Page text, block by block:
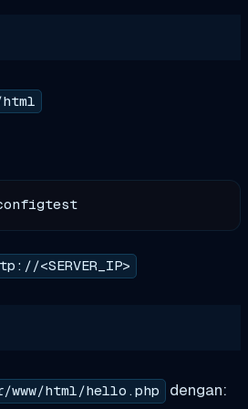
<SERVER_IP>
www/html/hello.php dengan: